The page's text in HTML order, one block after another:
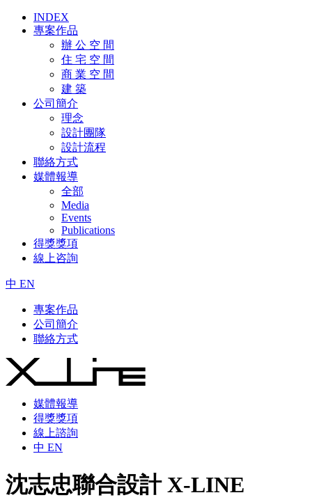
INDEX
專案作品
辦 公 空 間
住 宅 空 間
商 業 空 間
建 築
公司簡介
理念
設計團隊
設計流程
聯絡方式
媒體報導
全部
Media
Events
Publications
得獎獎項
線上咨詢
中 EN
專案作品
公司簡介
聯絡方式
媒體報導
得獎獎項
線上諮詢
中 EN
沈志忠聯合設計 X-LINE